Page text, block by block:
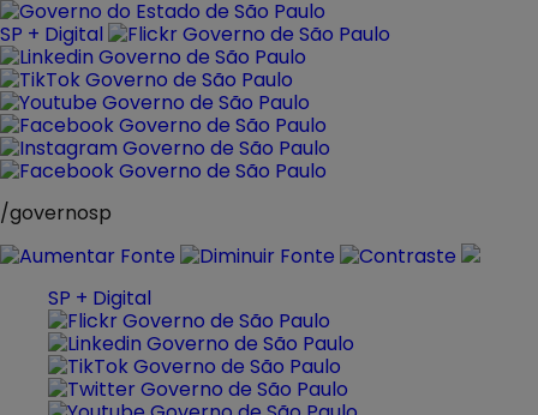
Pular
para
o
conteúdo
SP + Digital
/governosp
SP + Digital